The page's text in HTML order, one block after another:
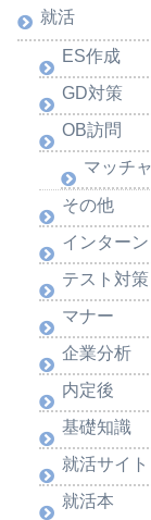
就活
ES作成
GD対策
OB訪問
マッチ
その他
インターン
テスト対策
マナー
企業分析
内定後
基礎知識
就活サイト
就活本